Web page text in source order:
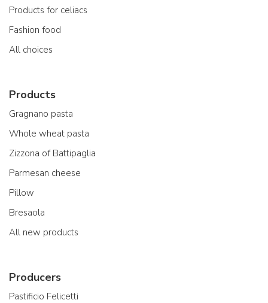
Products for celiacs
Fashion food
All choices
Products
Gragnano pasta
Whole wheat pasta
Zizzona of Battipaglia
Parmesan cheese
Pillow
Bresaola
All new products
Producers
Pastificio Felicetti